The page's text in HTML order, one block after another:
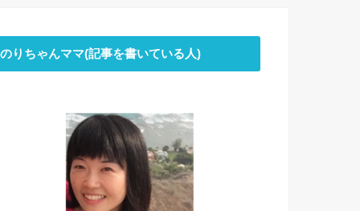
のりちゃんママ(記事を書いている人)